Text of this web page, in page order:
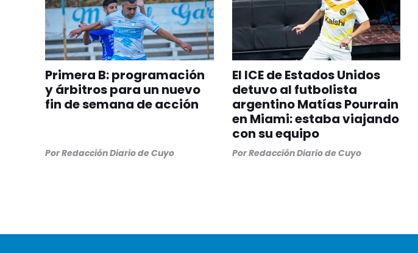
Primera B: programación
y árbitros para un nuevo
fin de semana de acción
PorRedacción Diario de Cuyo
El ICE de Estados Unidos
detuvo al futbolista
argentino Matías Pourrain
en Miami: estaba viajando
con su equipo
PorRedacción Diario de Cuyo